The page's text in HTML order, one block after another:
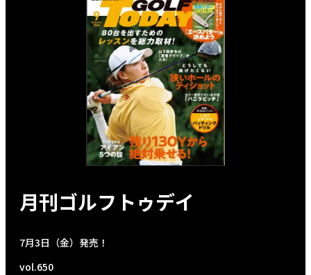
月刊ゴルフトゥデイ
7月3日（金）発売！
vol.650